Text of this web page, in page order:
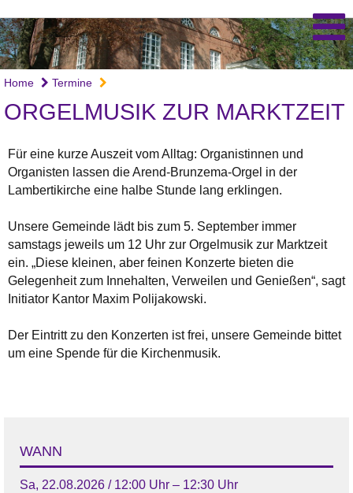
Home Termine
ORGELMUSIK ZUR MARKTZEIT
Für eine kurze Auszeit vom Alltag: Organistinnen und
Organisten lassen die Arend-Brunzema-Orgel in der
Lambertikirche eine halbe Stunde lang erklingen.
Unsere Gemeinde lädt bis zum 5. September immer
samstags jeweils um 12 Uhr zur Orgelmusik zur Marktzeit
ein. „Diese kleinen, aber feinen Konzerte bieten die
Gelegenheit zum Innehalten, Verweilen und Genießen“, sagt
Initiator Kantor Maxim Polijakowski.
Der Eintritt zu den Konzerten ist frei, unsere Gemeinde bittet
um eine Spende für die Kirchenmusik.
WANN
Sa, 22.08.2026 / 12:00 Uhr – 12:30 Uhr